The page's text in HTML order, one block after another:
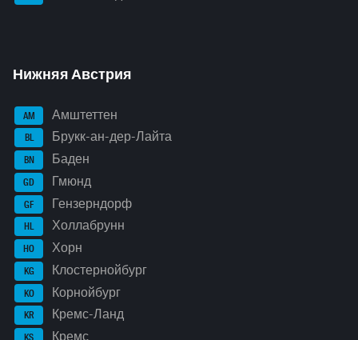
Нижняя Австрия
AM Амштеттен
BL Брукк-ан-дер-Лайта
BN Баден
GD Гмюнд
GF Гензерндорф
HL Холлабрунн
HO Хорн
KG Клостернойбург
KO Корнойбург
KR Кремс-Ланд